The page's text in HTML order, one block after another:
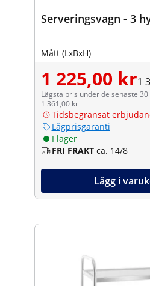
Serveringsvagn - 3
Mått (LxBxH)
1 225,00 kr1
Lägsta pris under de senaste
1 361,00 kr
Tidsbegränsat
Lågprisgaranti
I lager
FRI FRAKT ca. 14/8
Lägg i